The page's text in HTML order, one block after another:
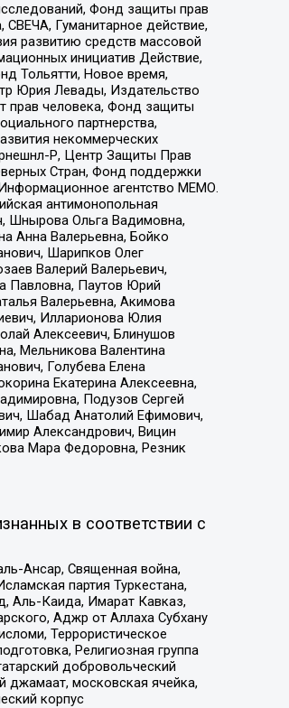
Фонд защиты прав
Гуманитарное действие,
развитию средств массовой
инициатив Действие,
Тольятти, Новое время,
Юрия Левады, Издательство
прав человека, Фонд защиты
партнерства,
некоммерческих
Р, Центр Защиты Прав
Стран, Фонд поддержки
агентство МЕМО.
антимонопольная
Шнырова Ольга Вадимовна,
Анна Валерьевна, Бойко
Шарипков Олег
Валерий Валерьевич,
Павловна, Паутов Юрий
Валерьевна, Акимова
Илларионова Юлия
Алексеевич, Блинушов
Мельникова Валентина
Голубева Елена
Екатерина Алексеевна,
Подузов Сергей
Шабад Анатолий Ефимович,
Александрович, Вицин
Мара Федоровна, Резник
в соответствии с
Ансар, Священная война,
партия Туркестана,
Аль-Каида, Имарат Кавказ,
Аджр от Аллаха Субхану
Террористическое
Религиозная группа
добровольческий
джамаат, московская ячейка,
корпус